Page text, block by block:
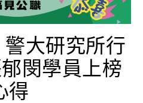
警大研究所行
閔學員上榜
得